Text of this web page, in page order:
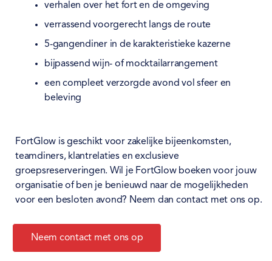
verhalen over het fort en de omgeving
verrassend voorgerecht langs de route
5-gangendiner in de karakteristieke kazerne
bijpassend wijn- of mocktailarrangement
een compleet verzorgde avond vol sfeer en
beleving
FortGlow is geschikt voor zakelijke bijeenkomsten,
teamdiners, klantrelaties en exclusieve
groepsreserveringen. Wil je FortGlow boeken voor jouw
organisatie of ben je benieuwd naar de mogelijkheden
voor een besloten avond? Neem dan contact met ons op.
Neem contact met ons op